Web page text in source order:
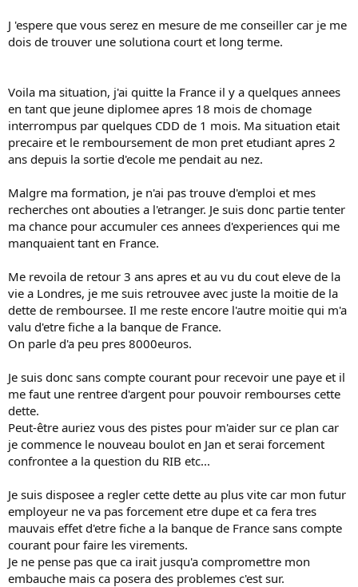
J 'espere que vous serez en mesure de me conseiller car je me
dois de trouver une solutiona court et long terme.
Voila ma situation, j'ai quitte la France il y a quelques annees
en tant que jeune diplomee apres 18 mois de chomage
interrompus par quelques CDD de 1 mois. Ma situation etait
precaire et le remboursement de mon pret etudiant apres 2
ans depuis la sortie d'ecole me pendait au nez.
Malgre ma formation, je n'ai pas trouve d'emploi et mes
recherches ont abouties a l'etranger. Je suis donc partie tenter
ma chance pour accumuler ces annees d'experiences qui me
manquaient tant en France.
Me revoila de retour 3 ans apres et au vu du cout eleve de la
vie a Londres, je me suis retrouvee avec juste la moitie de la
dette de remboursee. Il me reste encore l'autre moitie qui m'a
valu d'etre fiche a la banque de France.
On parle d'a peu pres 8000euros.
Je suis donc sans compte courant pour recevoir une paye et il
me faut une rentree d'argent pour pouvoir rembourses cette
dette.
Peut-être auriez vous des pistes pour m'aider sur ce plan car
je commence le nouveau boulot en Jan et serai forcement
confrontee a la question du RIB etc...
Je suis disposee a regler cette dette au plus vite car mon futur
employeur ne va pas forcement etre dupe et ca fera tres
mauvais effet d'etre fiche a la banque de France sans compte
courant pour faire les virements.
Je ne pense pas que ca irait jusqu'a compromettre mon
embauche mais ca posera des problemes c'est sur.